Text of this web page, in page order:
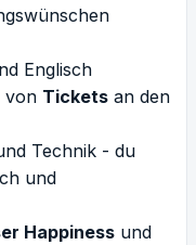
Englisch
von Tickets an den
Technik - du
und
Happiness und